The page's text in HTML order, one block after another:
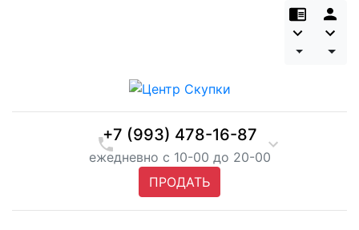
+7 (993) 478-16-87
ежедневно с 10-00 до 20-00
ПРОДАТЬ